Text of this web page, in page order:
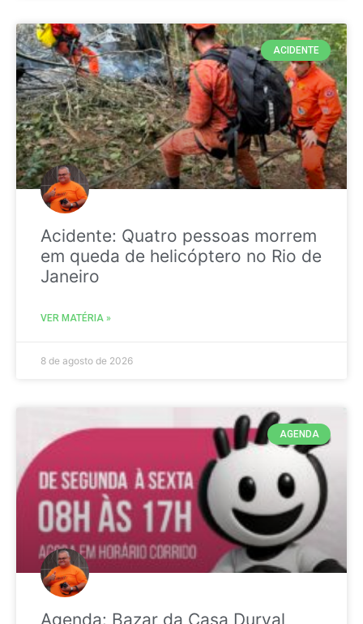
ACIDENTE
Acidente: Quatro pessoas morrem
em queda de helicóptero no Rio de
Janeiro
VER MATÉRIA »
8 de agosto de 2026
AGENDA
Agenda: Bazar da Casa Durval